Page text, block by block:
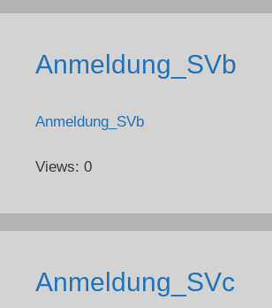
Anmeldung_SVb
Anmeldung_SVb
Views: 0
Anmeldung_SVc